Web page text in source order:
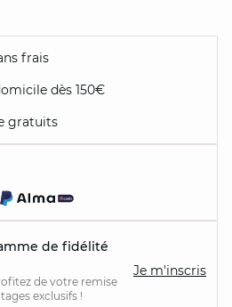
frais
dès 150€
gratuits
de fidélité
de votre remise
exclusifs !
Je m'inscris